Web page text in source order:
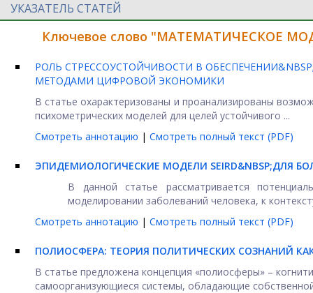
УКАЗАТЕЛЬ СТАТЕЙ
Ключевое слово "МАТЕМАТИЧЕСКОЕ
РОЛЬ СТРЕССОУСТОЙЧИВОСТИ В
МЕТОДАМИ ЦИФРОВОЙ ЭКОНОМИКИ
В статье охарактеризованы и проанализированы
психометрических моделей для целей устойчивого ...
Смотреть аннотацию | Смотреть полный текст (PDF)
ЭПИДЕМИОЛОГИЧЕСКИЕ МОДЕЛИ SEIRD&NBSP;ДЛЯ
В данной статье рассматривается
моделировании заболеваний человека, к
Смотреть аннотацию | Смотреть полный текст (PDF)
ПОЛИОСФЕРА: ТЕОРИЯ ПОЛИТИЧЕСКИХ СОЗНАНИЙ
В статье предложена концепция «полиосферы» –
самоорганизующиеся системы, обладающие